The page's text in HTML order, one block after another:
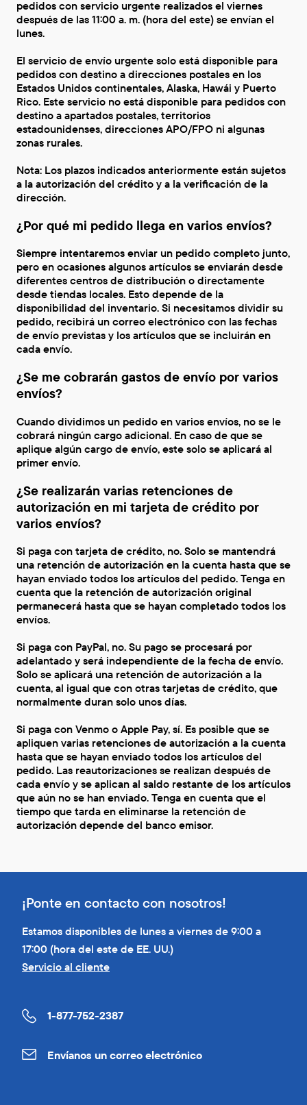
pedidos con servicio urgente realizados el viernes
después de las 11:00 a. m. (hora del este) se envían el
lunes.
El servicio de envío urgente solo está disponible para
pedidos con destino a direcciones postales en los
Estados Unidos continentales, Alaska, Hawái y Puerto
Rico. Este servicio no está disponible para pedidos con
destino a apartados postales, territorios
estadounidenses, direcciones APO/FPO ni algunas
zonas rurales.
Nota: Los plazos indicados anteriormente están sujetos
a la autorización del crédito y a la verificación de la
dirección.
¿Por qué mi pedido llega en varios envíos?
Siempre intentaremos enviar un pedido completo junto,
pero en ocasiones algunos artículos se enviarán desde
diferentes centros de distribución o directamente
desde tiendas locales. Esto depende de la
disponibilidad del inventario. Si necesitamos dividir su
pedido, recibirá un correo electrónico con las fechas
de envío previstas y los artículos que se incluirán en
cada envío.
¿Se me cobrarán gastos de envío por varios
envíos?
Cuando dividimos un pedido en varios envíos, no se le
cobrará ningún cargo adicional. En caso de que se
aplique algún cargo de envío, este solo se aplicará al
primer envío.
¿Se realizarán varias retenciones de
autorización en mi tarjeta de crédito por
varios envíos?
Si paga con tarjeta de crédito, no. Solo se mantendrá
una retención de autorización en la cuenta hasta que se
hayan enviado todos los artículos del pedido. Tenga en
cuenta que la retención de autorización original
permanecerá hasta que se hayan completado todos los
envíos.
Si paga con PayPal, no. Su pago se procesará por
adelantado y será independiente de la fecha de envío.
Solo se aplicará una retención de autorización a la
cuenta, al igual que con otras tarjetas de crédito, que
normalmente duran solo unos días.
Si paga con Venmo o Apple Pay, sí. Es posible que se
apliquen varias retenciones de autorización a la cuenta
hasta que se hayan enviado todos los artículos del
pedido. Las reautorizaciones se realizan después de
cada envío y se aplican al saldo restante de los artículos
que aún no se han enviado. Tenga en cuenta que el
tiempo que tarda en eliminarse la retención de
autorización depende del banco emisor.
¡Ponte en contacto con nosotros!
Estamos disponibles de lunes a viernes de 9:00 a
17:00 (hora del este de EE. UU.)
Servicio al cliente
1-877-752-2387
Envíanos un correo electrónico